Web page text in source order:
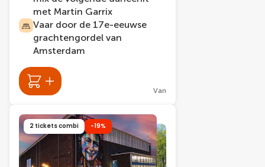
met Martin Garrix
Vaar door de 17e-eeuwse
grachtengordel van
Amsterdam
Van
2 tickets combi -19%